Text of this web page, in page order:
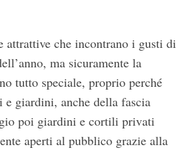
attrattive che incontrano i gusti di
ma sicuramente la
tutto speciale, proprio perché
e giardini, anche della fascia
poi giardini e cortili privati
aperti al pubblico grazie alla